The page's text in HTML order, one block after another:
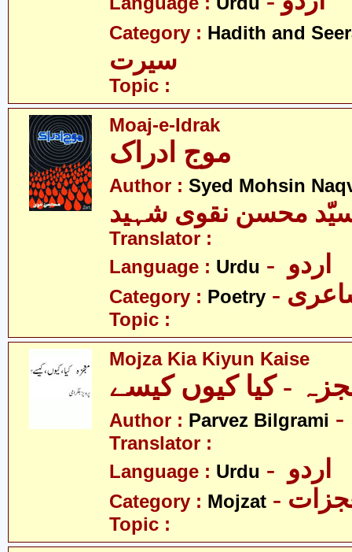
Category : Hadith and
سیرت
Topic :
Moaj-e-Idrak
موج ادراک
Author : Syed Mohsin
محسن نقوی شہید
Translator :
Language : Urdu
Category : Poetry
Topic :
Mojza Kia Kiyun Kaise
Author : Parvez Bilgrami
Translator :
Language : Urdu
Category : Mojzat
Topic :